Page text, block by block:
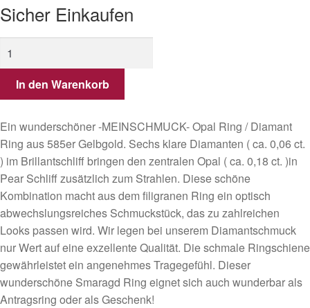
Sicher Einkaufen
aus
585er
Gold
Diamanten
und
Opal.
Menge
In den Warenkorb
Ein wunderschöner -MEINSCHMUCK- Opal Ring / Diamant
Ring aus 585er Gelbgold. Sechs klare Diamanten ( ca. 0,06 ct.
) im Brillantschliff bringen den zentralen Opal ( ca. 0,18 ct. )in
Pear Schliff zusätzlich zum Strahlen. Diese schöne
Kombination macht aus dem filigranen Ring ein optisch
abwechslungsreiches Schmuckstück, das zu zahlreichen
Looks passen wird. Wir legen bei unserem Diamantschmuck
nur Wert auf eine exzellente Qualität. Die schmale Ringschiene
gewährleistet ein angenehmes Tragegefühl. Dieser
wunderschöne Smaragd Ring eignet sich auch wunderbar als
Antragsring oder als Geschenk!